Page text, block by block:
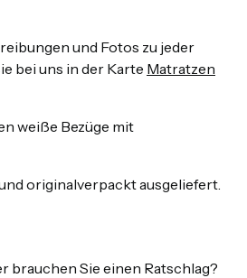
und Fotos zu jeder
bei uns in der Karte Matratzen
weiße Bezüge mit
originalverpackt ausgeliefert.
brauchen Sie einen Ratschlag?